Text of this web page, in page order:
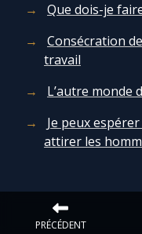
Marie de Nazareth
Que dois-je
Consécration
travail
L’autre monde
Je peux
attirer les
PRÉCÉDENT